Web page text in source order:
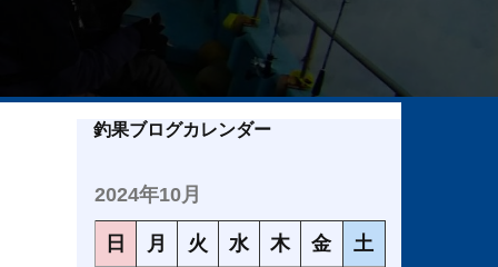
釣果ブログカレンダー
2024年10月
日 月 火 水 木 金 土